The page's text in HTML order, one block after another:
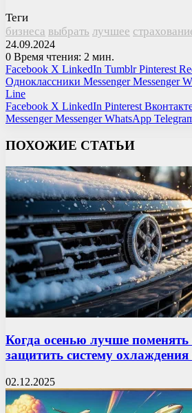
Теги
бизнеса выбрать лучшее
24.09.2024
0 Время чтения: 2 мин.
Facebook X LinkedIn Tumblr Pinterest
Одноклассники Messenger Messenger
Line
Facebook X LinkedIn Pinterest
Messenger Messenger WhatsApp
ПОХОЖИЕ СТАТЬИ
Когда осенью лучше
защитить систему
02.12.2025